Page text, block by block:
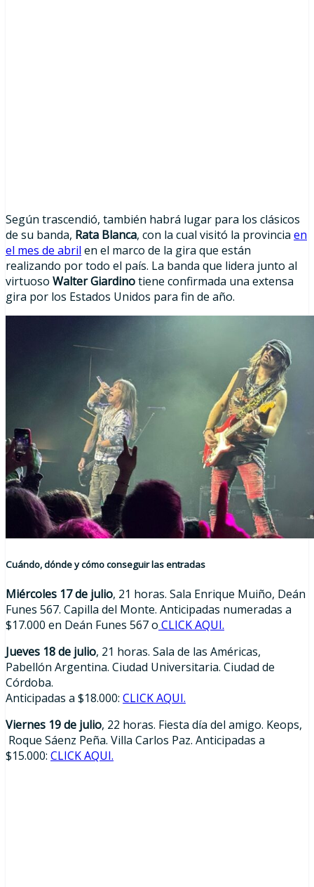
Según trascendió, también habrá lugar para los clásicos
de su banda, Rata Blanca, con la cual visitó la provincia en
el mes de abril en el marco de la gira que están
realizando por todo el país. La banda que lidera junto al
virtuoso Walter Giardinotiene confirmada una extensa
gira por los Estados Unidos para fin de año.
Cuándo, dónde y cómo conseguir las entradas
Miércoles 17 de julio, 21 horas. Sala Enrique Muiño, Deán
Funes 567. Capilla del Monte. Anticipadas numeradas a
$17.000 en Deán Funes 567 o CLICK AQUI.
Jueves 18 de julio, 21 horas. Sala de las Américas,
Pabellón Argentina. Ciudad Universitaria. Ciudad de
Córdoba.
Anticipadas a $18.000: CLICK AQUI.
Viernes 19 de julio, 22 horas. Fiesta día del amigo. Keops,
Roque Sáenz Peña. Villa Carlos Paz. Anticipadas a
$15.000: CLICK AQUI.